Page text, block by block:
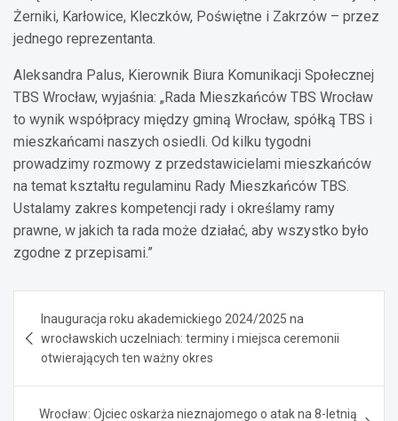
Żerniki, Karłowice, Kleczków, Poświętne i Zakrzów – przez
jednego reprezentanta.
Aleksandra Palus, Kierownik Biura Komunikacji Społecznej
TBS Wrocław, wyjaśnia: „Rada Mieszkańców TBS Wrocław
to wynik współpracy między gminą Wrocław, spółką TBS i
mieszkańcami naszych osiedli. Od kilku tygodni
prowadzimy rozmowy z przedstawicielami mieszkańców
na temat kształtu regulaminu Rady Mieszkańców TBS.
Ustalamy zakres kompetencji rady i określamy ramy
prawne, w jakich ta rada może działać, aby wszystko było
zgodne z przepisami.”
wpisu
Inauguracja roku akademickiego 2024/2025 na
wrocławskich uczelniach: terminy i miejsca ceremonii
otwierających ten ważny okres
Wrocław: Ojciec oskarża nieznajomego o atak na 8-letnią